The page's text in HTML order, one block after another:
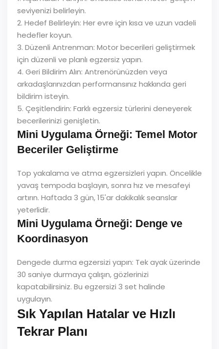
seviyenizi belirleyin.
2. Hedef Belirleyin: Her evre için kısa ve uzun vadeli
hedefler koyun.
3. Düzenli Antrenman: Motor becerileri geliştirmek
için düzenli ve planlı egzersiz yapın.
4. Geri Bildirim Alın: Antrenörünüzden veya
arkadaşlarınızdan performansınız hakkında geri
bildirim isteyin.
5. Çeşitlendirin: Farklı egzersiz türlerini deneyerek
becerilerinizi genişletin.
Mini Uygulama Örneği: Temel Motor
Beceriler Geliştirme
Top yakalama ve atma egzersizleri yapın. Öncelikle
yavaş tempoda başlayın, sonra hız ve mesafeyi
artırın. Haftada 3 gün, 15'ar dakikalık seanslar
yeterlidir.
Mini Uygulama Örneği: Denge ve
Koordinasyon
Dengede durma egzersizi yapın: Tek ayak üzerinde
30 saniye durmaya çalışın, gözlerinizi
kapatabilirsiniz. Bu egzersizi 3 set halinde
uygulayın.
Sık Yapılan Hatalar ve Hızlı
Tekrar Planı